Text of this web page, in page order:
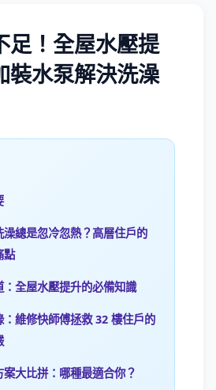
足！全屋水壓提
裝水泵解決洗澡
澡總是忽冷忽熱？高層住戶的
點
：全屋水壓提升的必備知識
：維修快師傅拯救 32 樓住戶的
案大比拼：哪種最適合你？